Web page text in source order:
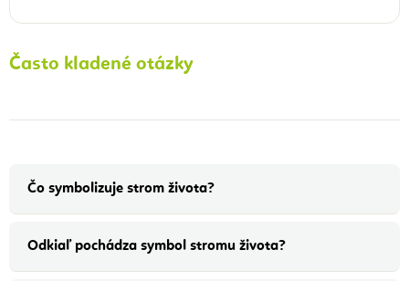
Často kladené otázky
Čo symbolizuje strom života?
Odkiaľ pochádza symbol stromu života?